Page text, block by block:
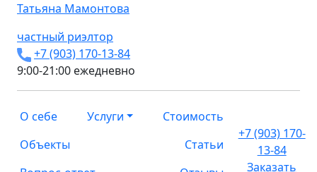
Татьяна Мамонтова
частный риэлтор
+7 (903) 170-13-84
9:00-21:00 ежедневно
О себе Услуги
Стоимость
Объекты
Статьи
+7 (903) 170-
13-84
Заказать